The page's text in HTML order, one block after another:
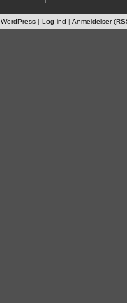
WordPress | Log ind | Anmeldelser